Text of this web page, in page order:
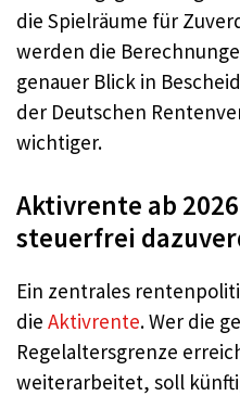
die Spielräume für
werden die
genauer Blick in
der Deutschen
wichtiger.
Aktivrente ab
steuerfrei
Ein zentrales
die Aktivrente. Wer die
Regelaltersgrenze
weiterarbeitet, soll